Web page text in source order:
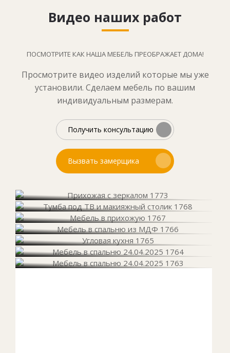
Видео наших работ
ПОСМОТРИТЕ КАК НАША МЕБЕЛЬ ПРЕОБРАЖАЕТ ДОМА!
Просмотрите видео изделий которые мы уже
установили. Сделаем мебель по вашим
индивидуальным размерам.
Получить консультацию
Вызвать замерщика